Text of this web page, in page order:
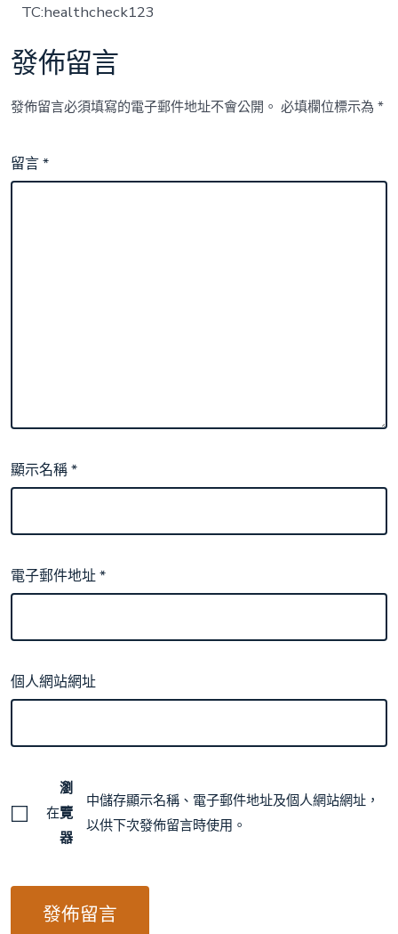
TC:healthcheck123
發佈留言
發佈留言必須填寫的電子郵件地址不會公開。 必填欄位標示為*
留言*
顯示名稱*
電子郵件地址*
個人網站網址
在
瀏
覽
器
中儲存顯示名稱、電子郵件地址及個人網站網址，
以供下次發佈留言時使用。